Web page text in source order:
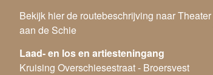
Bekijk hier de routebeschrijving naar Theater
aan de Schie
Laad- en los en artiesteningang
Kruising Overschiesestraat - Broersvest